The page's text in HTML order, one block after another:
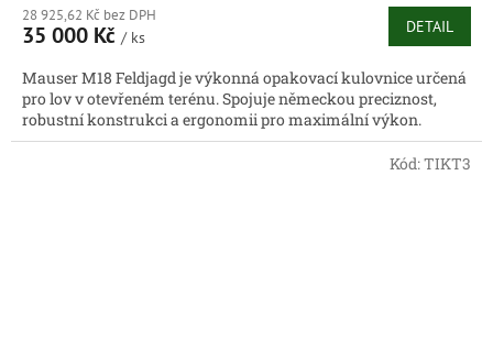
28 925,62 Kč bez DPH
35 000 Kč / ks
DETAIL
Mauser M18 Feldjagd je výkonná opakovací kulovnice určená
pro lov v otevřeném terénu. Spojuje německou preciznost,
robustní konstrukci a ergonomii pro maximální výkon.
Kód:TIKT3